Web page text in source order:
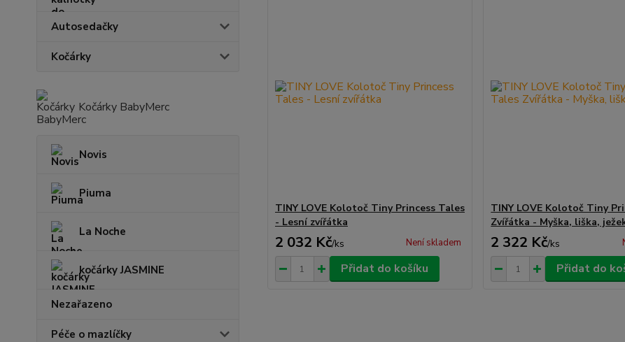
Autosedačky
Kočárky
Kočárky BabyMerc
Novis
Piuma
La Noche
kočárky JASMINE
Nezařazeno
Péče o mazlíčky
TINY LOVE Kolotoč Tiny Princess Tales
- Lesní zvířátka
2 032 Kč/ks Není skladem
Přidat do košíku
TINY LOVE Kolotoč Tiny
Zvířátka - Myška, liška,
2 322 Kč/ks
Přidat do